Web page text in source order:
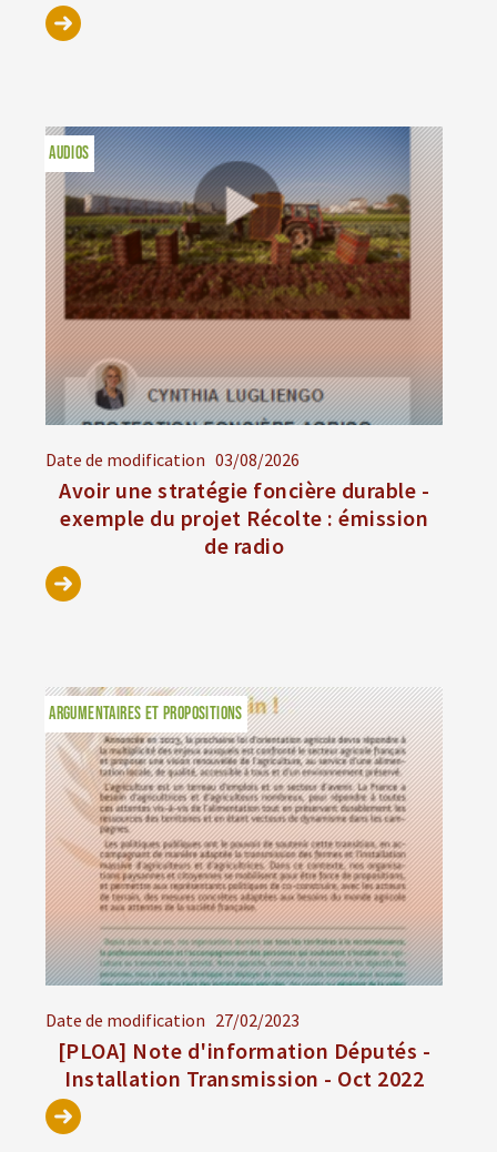
Date de modification 03/08/2026
Avoir une stratégie foncière durable -
exemple du projet Récolte : émission
de radio
AUDIOS
Date de modification 27/02/2023
[PLOA] Note d'information Députés -
Installation Transmission - Oct 2022
ARGUMENTAIRES ET PROPOSITIONS